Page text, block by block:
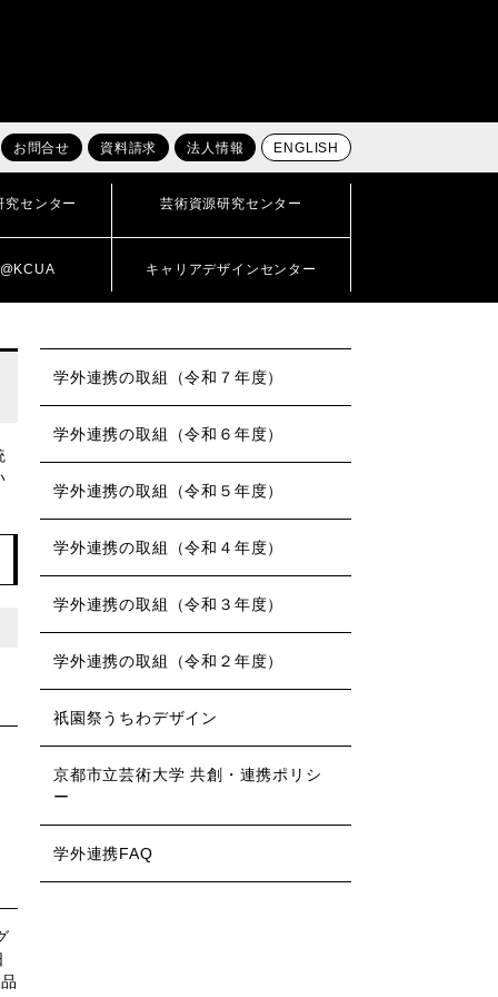
お問合せ 資料請求 法人情報 ENGLISH
究センター 芸術資源研究センター
キャリアデザインセンター
学外連携の取組（令和７年度）
学外連携の取組（令和６年度）
学外連携の取組（令和５年度）
学外連携の取組（令和４年度）
学外連携の取組（令和３年度）
学外連携の取組（令和２年度）
祇園祭うちわデザイン
京都市立芸術大学 共創・連携ポリシ
ー
学外連携FAQ